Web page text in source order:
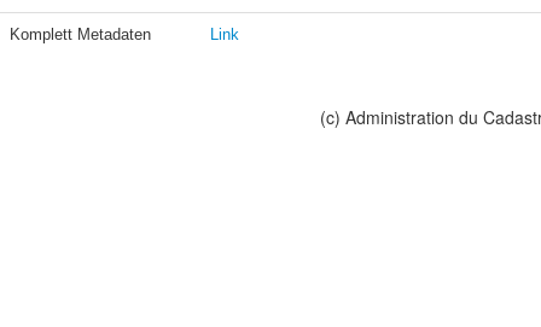
Komplett Metadaten Link
(c) Administration du